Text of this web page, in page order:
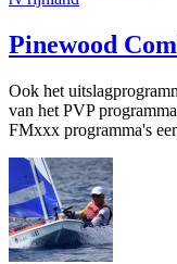
Pinewood
Ook het
van het PVP
FMxxx programma's